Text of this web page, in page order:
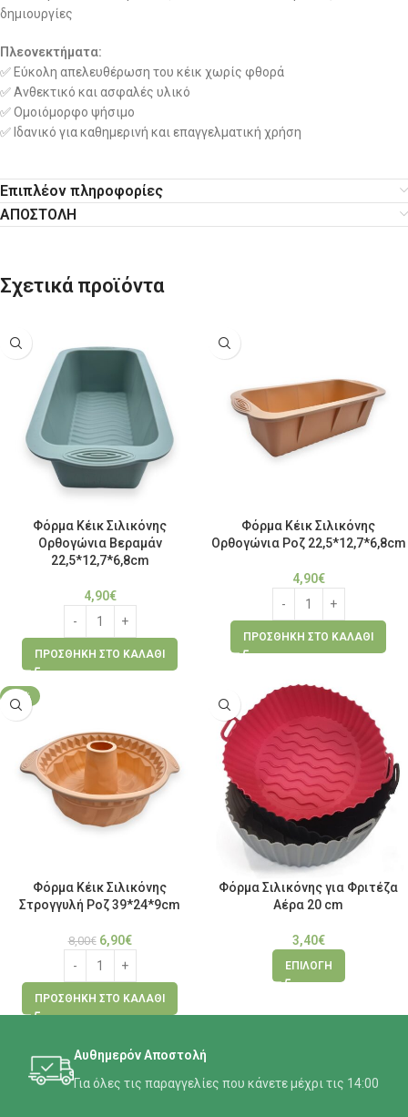
δημιουργίες
Πλεονεκτήματα:
✅ Εύκολη απελευθέρωση του κέικ χωρίς φθορά
✅ Ανθεκτικό και ασφαλές υλικό
✅ Ομοιόμορφο ψήσιμο
✅ Ιδανικό για καθημερινή και επαγγελματική χρήση
Επιπλέον πληροφορίες
ΑΠΟΣΤΟΛΗ
Σχετικά προϊόντα
Φόρμα Κέικ Σιλικόνης
Ορθογώνια Βεραμάν
22,5*12,7*6,8cm
4,90€
ΠΡΟΣΘΉΚΗ ΣΤΟ ΚΑΛΆΘΙ
Φόρμα Κέικ Σιλικόνης
Ορθογώνια Ροζ 22,5*12,7*6,8cm
4,90€
ΠΡΟΣΘΉΚΗ ΣΤΟ ΚΑΛΆΘΙ
-14%
Φόρμα Κέικ Σιλικόνης
Στρογγυλή Ροζ 39*24*9cm
8,00€ 6,90€
ΠΡΟΣΘΉΚΗ ΣΤΟ ΚΑΛΆΘΙ
Φόρμα Σιλικόνης για Φριτέζα
Αέρα 20 cm
3,40€
ΕΠΙΛΟΓΉ
Αυθημερόν Αποστολή
Για όλες τις παραγγελίες που κάνετε μέχρι τις 14:00